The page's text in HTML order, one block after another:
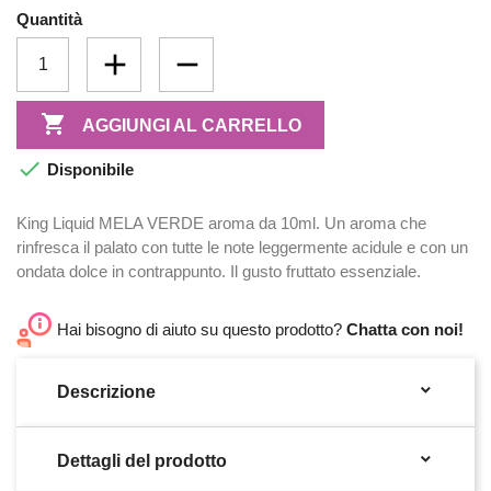
Quantità
 AGGIUNGI AL CARRELLO
 Disponibile
King Liquid MELA VERDE aroma da 10ml. Un aroma che
rinfresca il palato con tutte le note leggermente acidule e con un
ondata dolce in contrappunto. Il gusto fruttato essenziale.
Hai bisogno di aiuto su questo prodotto? Chatta con noi!
Descrizione 
Dettagli del prodotto 